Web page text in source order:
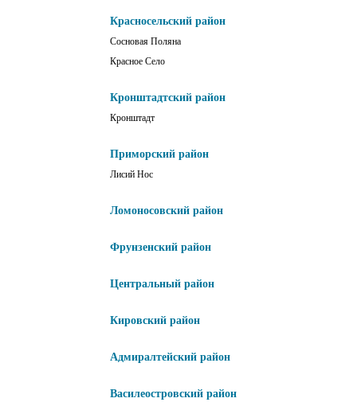
Красносельский район
Сосновая Поляна
Красное Село
Кронштадтский район
Кронштадт
Приморский район
Лисий Нос
Ломоносовский район
Фрунзенский район
Центральный район
Кировский район
Адмиралтейский район
Василеостровский район